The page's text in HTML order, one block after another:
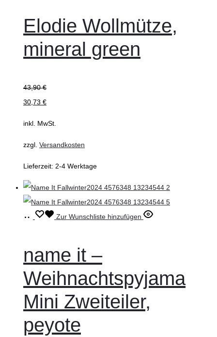
mehrere
Varianten
auf.
Optionen
können
Produktseite
Elodie Wollmütze,
mineral green
43,90€
30,73 €
inkl. MwSt.
zzgl. Versandkosten
Lieferzeit: 2-4 Werktage
Ausführung
Dieses
mehrere
Varianten
auf.
Die
können
Zur Wunschliste hinzufügen
name it –
Weihnachtspyjama
Mini Zweiteiler,
peyote